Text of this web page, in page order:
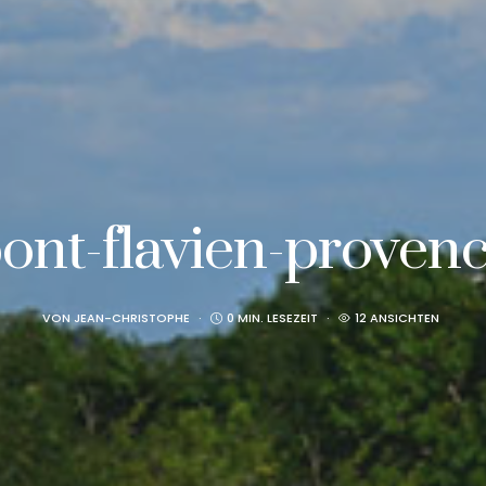
flavien-
VON JEAN-CHRISTOPHE 0 MIN. LESEZEIT 12 ANSICHTEN